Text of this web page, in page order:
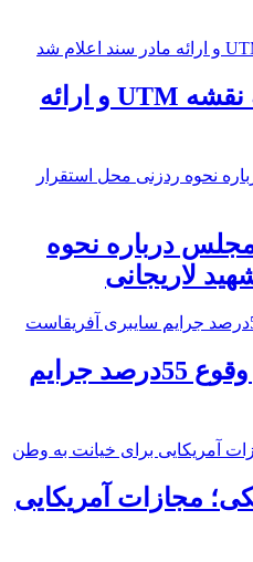
جزئیات ثبت ادعا، تهیه نقشه UTM و ارائه
درباره نحوه
لاریجانی
هوش مصنوعی، بستر وقوع 55درصد جرایم
مجازات آمریکایی